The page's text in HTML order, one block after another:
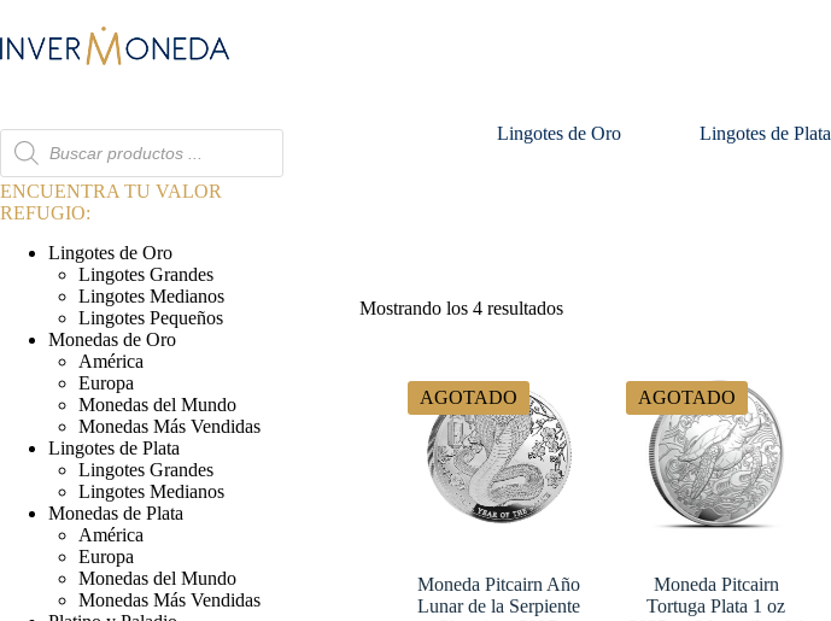
contenido
Búsqueda
de
productos
Lingotes de Oro Lingotes de Plata
Mostrando los 4 resultados
AGOTADO
Moneda Pitcairn Año
Lunar de la Serpiente
AGOTADO
Moneda Pitcairn
Tortuga Plata 1 oz
ENCUENTRA TU VALOR
REFUGIO:
Lingotes de Oro
Lingotes Grandes
Lingotes Medianos
Lingotes Pequeños
Monedas de Oro
América
Europa
Monedas del Mundo
Monedas Más Vendidas
Lingotes de Plata
Lingotes Grandes
Lingotes Medianos
Monedas de Plata
América
Europa
Monedas del Mundo
Monedas Más Vendidas